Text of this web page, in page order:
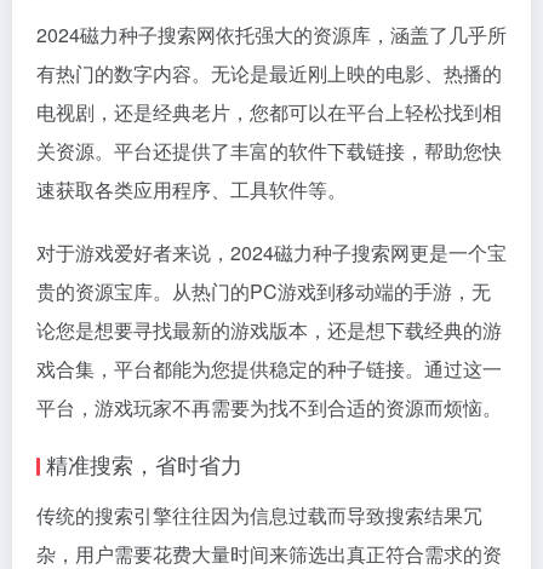
2024磁力种子搜索网依托强大的资源库，涵盖了几乎所
有热门的数字内容。无论是最近刚上映的电影、热播的
电视剧，还是经典老片，您都可以在平台上轻松找到相
关资源。平台还提供了丰富的软件下载链接，帮助您快
速获取各类应用程序、工具软件等。
对于游戏爱好者来说，2024磁力种子搜索网更是一个宝
贵的资源宝库。从热门的PC游戏到移动端的手游，无
论您是想要寻找最新的游戏版本，还是想下载经典的游
戏合集，平台都能为您提供稳定的种子链接。通过这一
平台，游戏玩家不再需要为找不到合适的资源而烦恼。
精准搜索，省时省力
传统的搜索引擎往往因为信息过载而导致搜索结果冗
杂，用户需要花费大量时间来筛选出真正符合需求的资